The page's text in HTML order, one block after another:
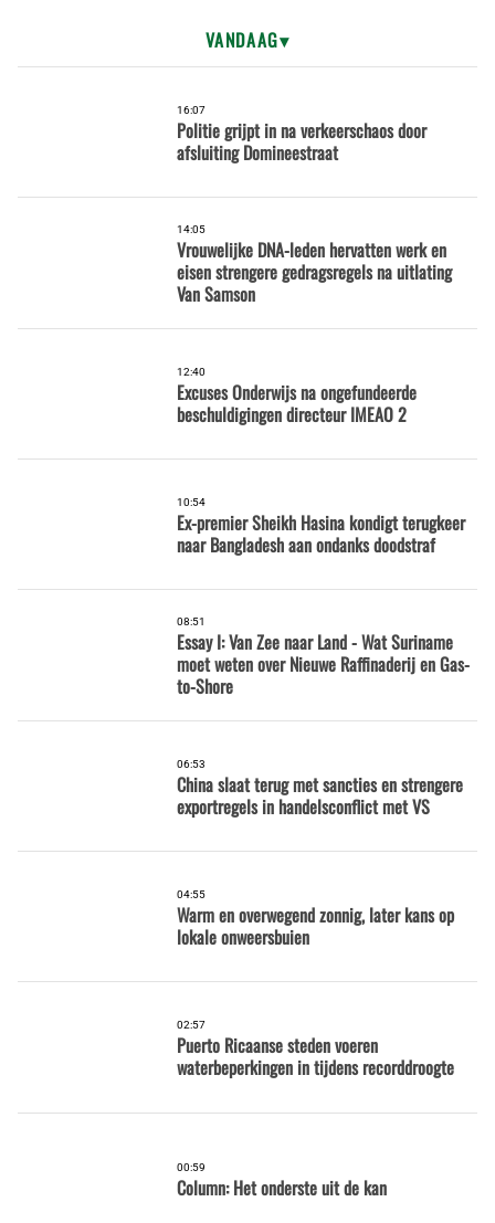
VANDAAG
16:07
Politie grijpt in na verkeerschaos door
afsluiting Domineestraat
14:05
Vrouwelijke DNA-leden hervatten werk en
eisen strengere gedragsregels na uitlating
Van Samson
12:40
Excuses Onderwijs na ongefundeerde
beschuldigingen directeur IMEAO 2
10:54
Ex-premier Sheikh Hasina kondigt terugkeer
naar Bangladesh aan ondanks doodstraf
08:51
Essay I: Van Zee naar Land - Wat Suriname
moet weten over Nieuwe Raffinaderij en Gas-
to-Shore
06:53
China slaat terug met sancties en strengere
exportregels in handelsconflict met VS
04:55
Warm en overwegend zonnig, later kans op
lokale onweersbuien
02:57
Puerto Ricaanse steden voeren
waterbeperkingen in tijdens recorddroogte
00:59
Column: Het onderste uit de kan